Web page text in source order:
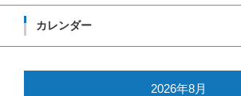
カレンダー
2026年8月